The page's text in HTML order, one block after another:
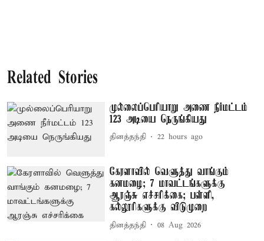
Related Stories
முல்லைப்பெரியாறு அணை நீர்மட்டம்
123 அடியை நெருங்கியது
தினத்தந்தி 22 hours ago
கேரளாவில் வெளுத்து வாங்கும்
கனமழை; 7 மாவட்டங்களுக்கு
ஆரஞ்சு எச்சரிக்கை; பள்ளி,
கல்லூரிகளுக்கு விடுமுறை
தினத்தந்தி 08 Aug 2026